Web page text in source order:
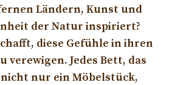
Ländern, Kunst und
der Natur inspiriert?
diese Gefühle in ihren
verewigen. Jedes Bett, das
nur ein Möbelstück,